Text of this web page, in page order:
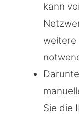
kann
weitere
Sie die